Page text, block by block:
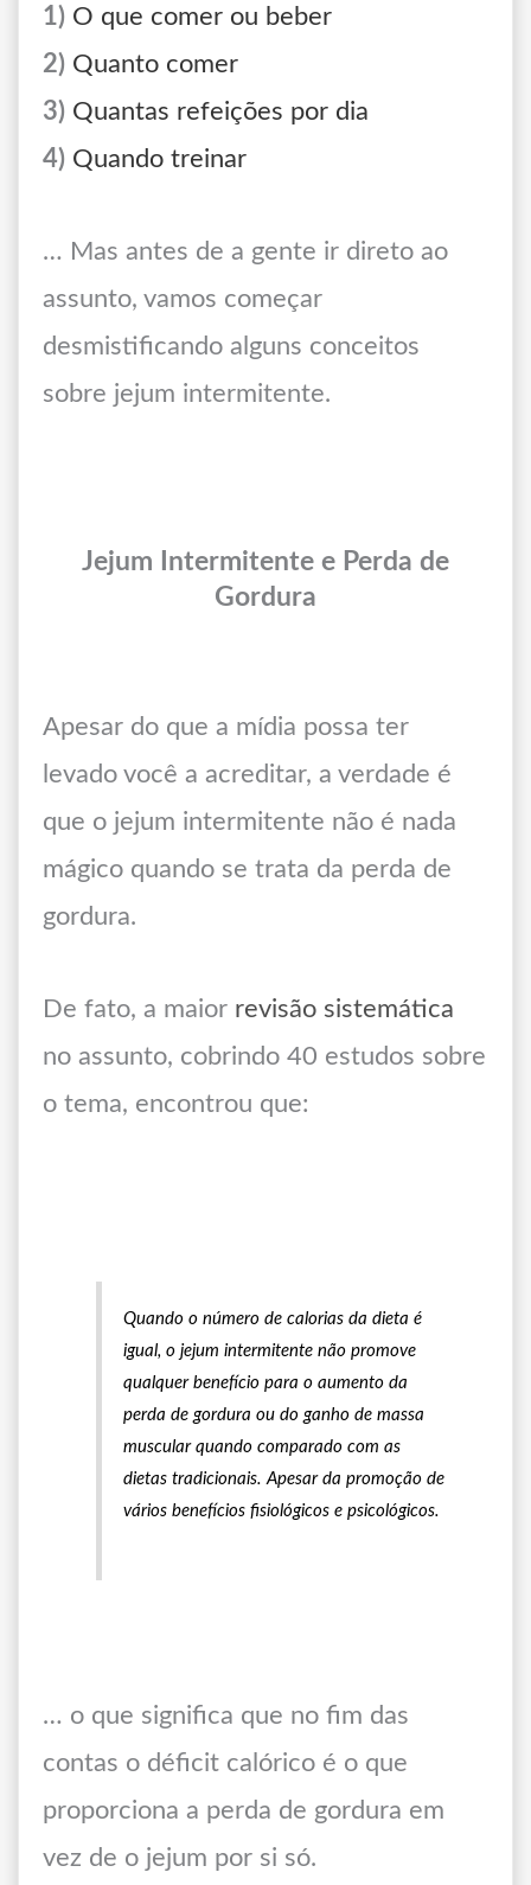
1) O que comer ou beber
2) Quanto comer
3) Quantas refeições por dia
4) Quando treinar
… Mas antes de a gente ir direto ao
assunto, vamos começar
desmistificando alguns conceitos
sobre jejum intermitente.
Jejum Intermitente e Perda de
Gordura
Apesar do que a mídia possa ter
levado você a acreditar, a verdade é
que o jejum intermitente não é nada
mágico quando se trata da perda de
gordura.
De fato, a maior revisão sistemática
no assunto, cobrindo 40 estudos sobre
o tema, encontrou que:
Quando o número de calorias da dieta é
igual, o jejum intermitente não promove
qualquer benefício para o aumento da
perda de gordura ou do ganho de massa
muscular quando comparado com as
dietas tradicionais. Apesar da promoção de
vários benefícios fisiológicos e psicológicos.
… o que significa que no fim das
contas o déficit calórico é o que
proporciona a perda de gordura em
vez de o jejum por si só.